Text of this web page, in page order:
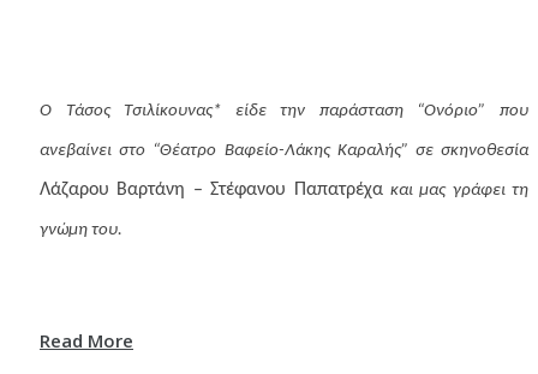
Ο Τάσος Τσιλίκουνας* είδε την παράσταση “Ονόριο” που
ανεβαίνει στο “Θέατρο Βαφείο-Λάκης Καραλής” σε σκηνοθεσία
Λάζαρου Βαρτάνη – Στέφανου Παπατρέχα και μας γράφει τη
γνώμη του.
Read More